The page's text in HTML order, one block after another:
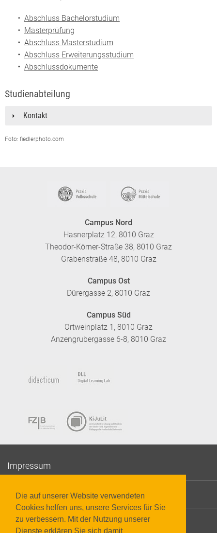
Die auf unserer Website verwendeten
Cookies helfen uns, unsere Services für Sie
zu verbessern. Mit der Nutzung unserer
Dienste erklären Sie sich damit
Abschluss Bachelorstudium
Masterprüfung
Abschluss Masterstudium
Abschluss Erweiterungsstudium
Abschlussdokumente
Studienabteilung
Kontakt
Foto: fiedlerphoto.com
Campus Nord
Hasnerplatz 12, 8010 Graz
Theodor-Körner-Straße 38, 8010 Graz
Grabenstraße 48, 8010 Graz
Campus Ost
Dürergasse 2, 8010 Graz
Campus Süd
Ortweinplatz 1, 8010 Graz
Anzengrubergasse 6-8, 8010 Graz
Impressum
Datenschutzerklärung
Barrierefreiheit